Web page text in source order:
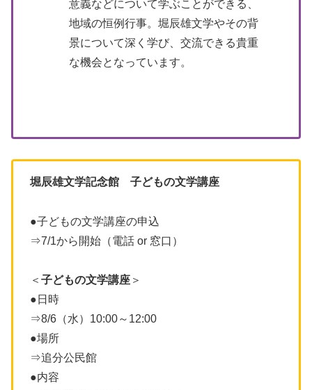
意義などについて学ぶことができる、
地域の恒例行事。堀辰雄文学やその背
景について深く学び、交流できる貴重
な機会となっています。
堀辰雄文学記念館 子どもの文学講座
●子どもの文学講座の申込
⇒7/1から開始（電話 or 窓口）
＜ 子どもの文学講座 ＞
●日時
⇒8/6（水）10:00～12:00
●場所
⇒追分公民館
●内容